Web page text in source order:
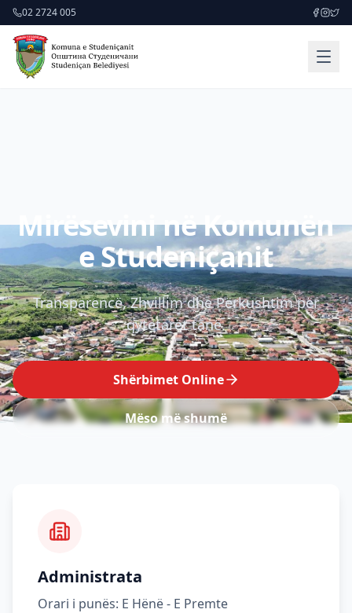
02 2724 005
Mirësevini në Komunën
e Studeniçanit
Transparencë, Zhvillim dhe Përkushtim për
qytetarët tanë.
Shërbimet Online
Mëso më shumë
Administrata
Orari i punës: E Hënë - E Premte